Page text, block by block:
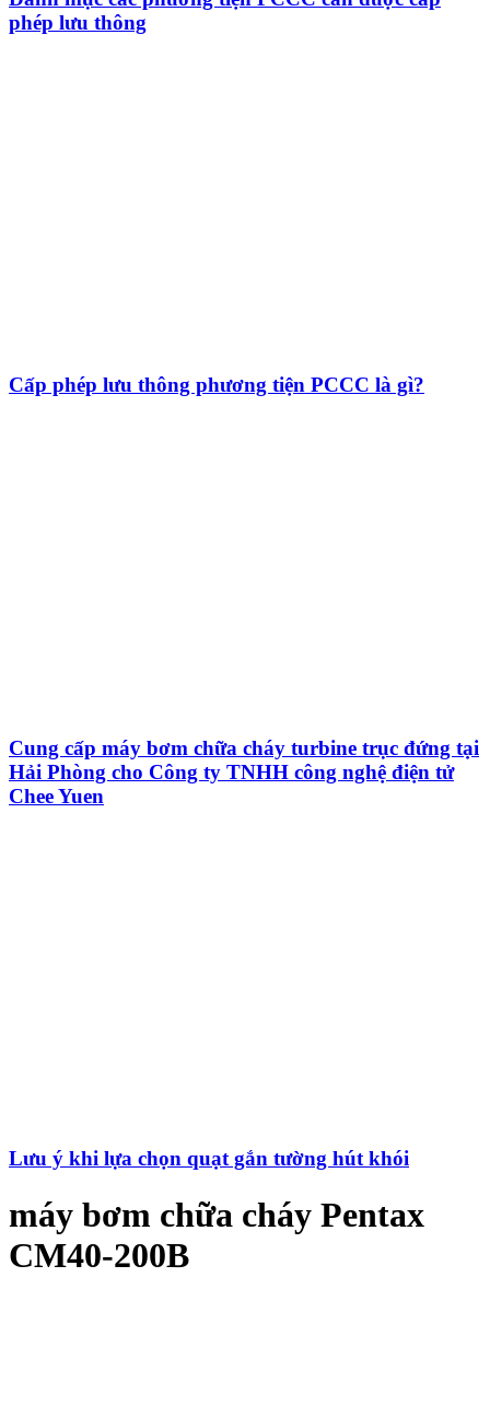
phép lưu thông
Cấp phép lưu thông phương tiện PCCC là gì?
Cung cấp máy bơm chữa cháy turbine trục đứng tại
Hải Phòng cho Công ty TNHH công nghệ điện tử
Chee Yuen
Lưu ý khi lựa chọn quạt gắn tường hút khói
máy bơm chữa cháy Pentax
CM40-200B